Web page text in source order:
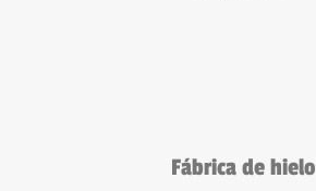
Fábrica de hielo